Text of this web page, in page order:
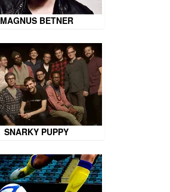
MAGNUS BETNER
SNARKY PUPPY